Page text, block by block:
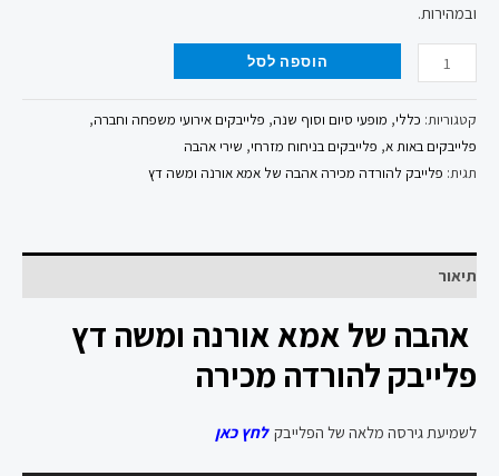
ובמהירות.
הוספה לסל
קטגוריות: כללי, מופעי סיום וסוף שנה, פלייבקים אירועי משפחה וחברה,
פלייבקים באות א, פלייבקים בניחוח מזרחי, שירי אהבה
תגית: פלייבק להורדה מכירה אהבה של אמא אורנה ומשה דץ
תיאור
אהבה של אמא אורנה ומשה דץ
פלייבק להורדה מכירה
לשמיעת גירסה מלאה של הפלייבקלחץ כאן